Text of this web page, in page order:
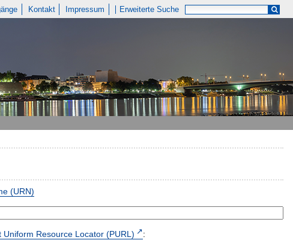
Kontakt Impressum Erweiterte Suche
(URN)
Uniform Resource Locator (PURL) :